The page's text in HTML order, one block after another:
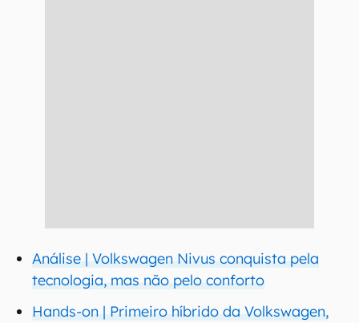
Análise | Volkswagen Nivus conquista pela
tecnologia, mas não pelo conforto
Hands-on | Primeiro híbrido da Volkswagen,